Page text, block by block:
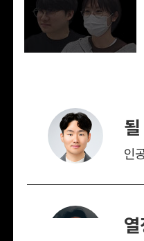
인